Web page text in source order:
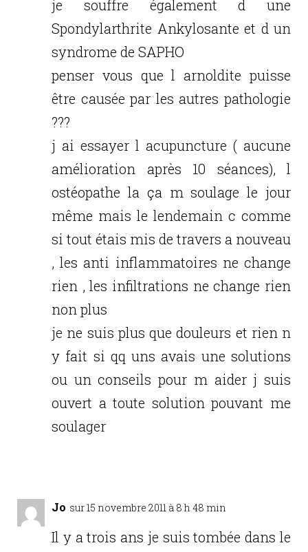
je souffre également d une
Spondylarthrite Ankylosante et d un
syndrome de SAPHO
penser vous que l arnoldite puisse
être causée par les autres pathologie
???
j ai essayer l acupuncture ( aucune
amélioration après 10 séances), l
ostéopathe la ça m soulage le jour
même mais le lendemain c comme
si tout étais mis de travers a nouveau
, les anti inflammatoires ne change
rien , les infiltrations ne change rien
non plus
je ne suis plus que douleurs et rien n
y fait si qq uns avais une solutions
ou un conseils pour m aider j suis
ouvert a toute solution pouvant me
soulager
Jo sur 15 novembre 2011 à 8 h 48 min
Il y a trois ans je suis tombée dans le